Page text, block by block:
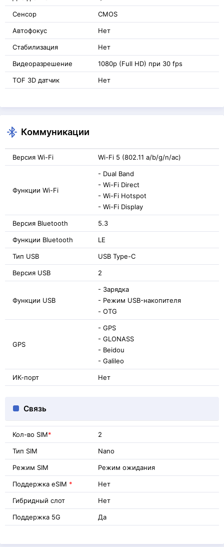
Сенсор CMOS
Автофокус Нет
Стабилизация Нет
Видеоразрешение 1080p (Full HD) при 30 fps
TOF 3D датчик Нет
Коммуникации
Версия Wi-Fi Wi-Fi 5 (802.11 a/b/g/n/ac)
Функции Wi-Fi
- Dual Band
- Wi-Fi Direct
- Wi-Fi Hotspot
- Wi-Fi Display
Версия Bluetooth 5.3
Функции Bluetooth LE
Тип USB USB Type-C
Версия USB 2
Функции USB
- Зарядка
- Режим USB-накопителя
- OTG
GPS
- GPS
- GLONASS
- Beidou
- Galileo
ИК-порт Нет
Связь
Кол-во SIM* 2
Тип SIM Nano
Режим SIM Режим ожидания
Поддержка eSIM * Нет
Гибридный слот Нет
Поддержка 5G Да